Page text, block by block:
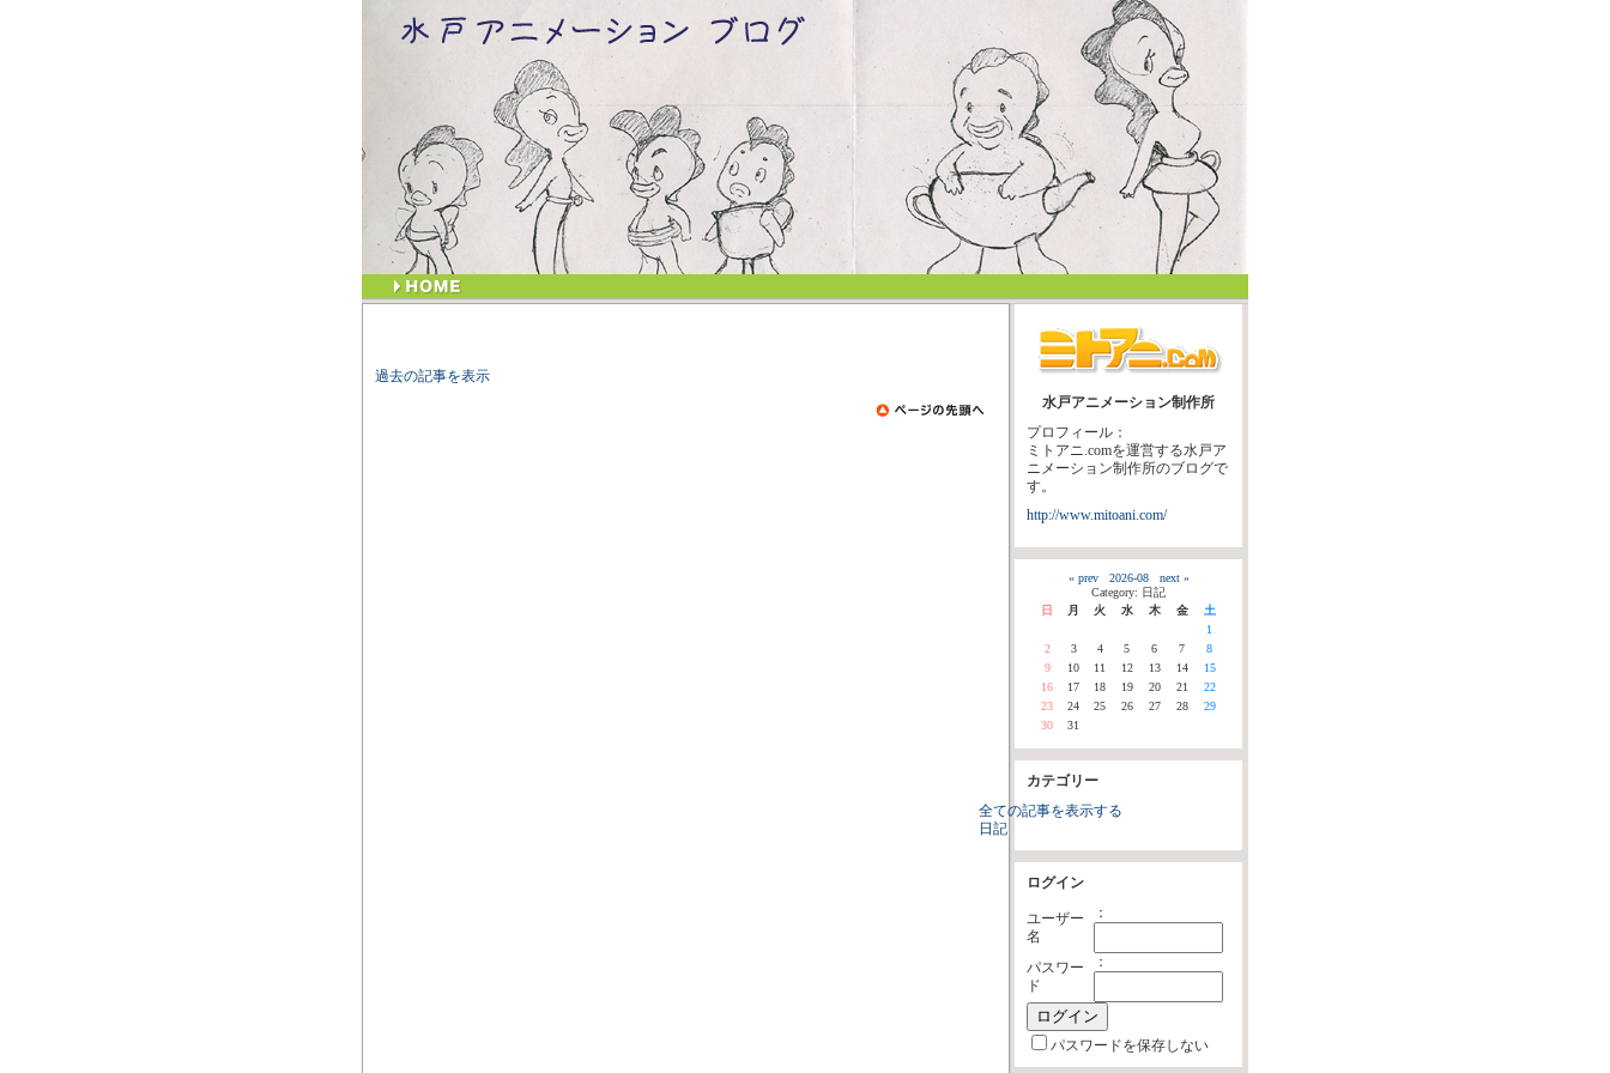
過去の記事を表示
水戸アニメーション制作所
プロフィール：
ミトアニ.comを運営する水戸ア
ニメーション制作所のブログで
す。
http://www.mitoani.com/
« prev 2026-08
next »
Category: 日記
日
月 火 水 木 金
土
1
2
3 4 5 6 7
8
9
10 11 12 13 14
15
16
17 18 19 20 21
22
23
24 25 26 27 28
29
30
31
カテゴリー
全ての記事を表示する
日記
ログイン
ユーザー
名
：
パスワー
ド
：
パスワードを保存しない